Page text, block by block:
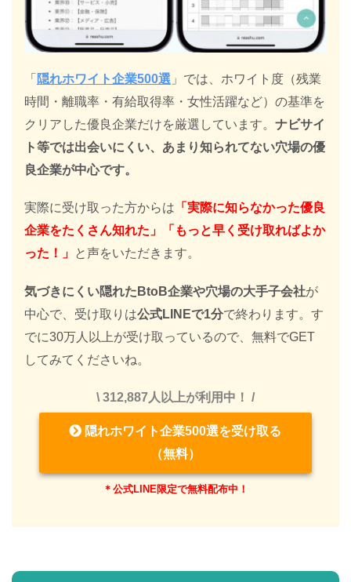
「 隠れホワイト企業500選 」では、ホワイト度（残業
時間・離職率・有給取得率・女性活躍など）の基準を
クリアした優良企業だけを厳選しています。 ナビサイ
ト等では出会いにくい、あまり知られてない穴場の優
良企業が中心です。
実際に受け取った方からは 「実際に知らなかった優良
企業をたくさん知れた」「もっと早く受け取ればよか
った！」 と声をいただきます。
気づきにくい隠れたBtoB企業や穴場の大手子会社が
中心で、受け取りは公式LINEで1分で終わります。す
でに30万人以上が受け取っているので、無料でGET
してみてくださいね。
\ 312,887人以上が利用中！ /
隠れホワイト企業500選を受け取る
（無料）
＊公式LINE限定で無料配布中！